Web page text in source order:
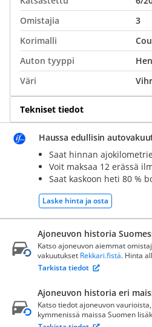
Omistajia
3
Korimalli
Auton tyyppi
Väri
Tekniset tiedot
Haussa edullisin
Saat hinnan
Voit maksaa 12 erässä
Saat kaskoon heti 80 %
Laske hinta ja osta
Ajoneuvon historia
Katso ajoneuvon aiemmat
vakuutukset Rekkari.fistä. Hinta
Tarkista tiedot
Ajoneuvon historia eri
Katso tiedot ajoneuvon
kymmenissä maissa Suomen